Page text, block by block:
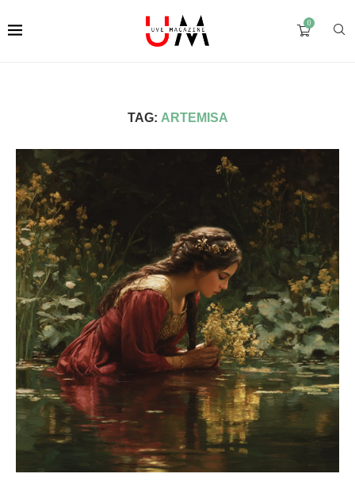
0
TAG: ARTEMISA